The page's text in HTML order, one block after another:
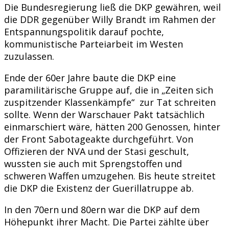
Die Bundesregierung ließ die DKP gewähren, weil
die DDR gegenüber Willy Brandt im Rahmen der
Entspannungspolitik darauf pochte,
kommunistische Parteiarbeit im Westen
zuzulassen.
Ende der 60er Jahre baute die DKP eine
paramilitärische Gruppe auf, die in „Zeiten sich
zuspitzender Klassenkämpfe“ zur Tat schreiten
sollte. Wenn der Warschauer Pakt tatsächlich
einmarschiert wäre, hätten 200 Genossen, hinter
der Front Sabotageakte durchgeführt. Von
Offizieren der NVA und der Stasi geschult,
wussten sie auch mit Sprengstoffen und
schweren Waffen umzugehen. Bis heute streitet
die DKP die Existenz der Guerillatruppe ab.
In den 70ern und 80ern war die DKP auf dem
Höhepunkt ihrer Macht. Die Partei zählte über